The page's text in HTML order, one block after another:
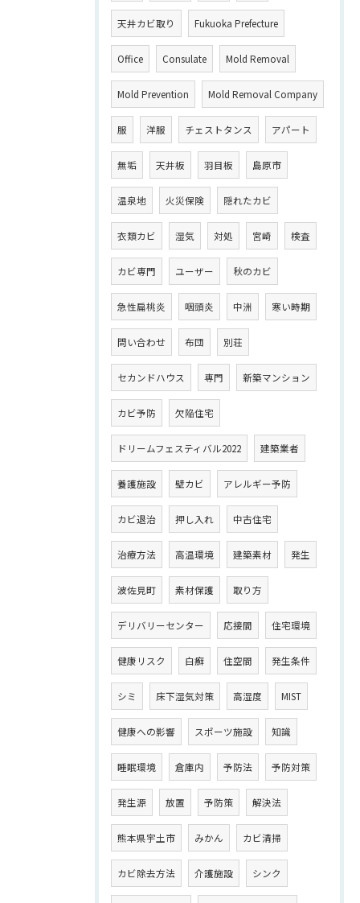
天井カビ取り Fukuoka Prefecture
Office Consulate Mold Removal
Mold Prevention Mold Removal Company
服 洋服 チェストタンス アパート
無垢 天井板 羽目板 島原市
温泉地 火災保険 隠れたカビ
衣類カビ 湿気 対処 宮崎 検査
カビ専門 ユーザー 秋のカビ
急性扁桃炎 咽頭炎 中洲 寒い時期
問い合わせ 布団 別荘
セカンドハウス 専門 新築マンション
カビ予防 欠陥住宅
ドリームフェスティバル2022 建築業者
養護施設 壁カビ アレルギー予防
カビ退治 押し入れ 中古住宅
治療方法 高温環境 建築素材 発生
波佐見町 素材保護 取り方
デリバリーセンター 応接間 住宅環境
健康リスク 白癬 住空間 発生条件
シミ 床下湿気対策 高湿度 MIST
健康への影響 スポーツ施設 知識
睡眠環境 倉庫内 予防法 予防対策
発生源 放置 予防策 解決法
熊本県宇土市 みかん カビ清掃
カビ除去方法 介護施設 シンク